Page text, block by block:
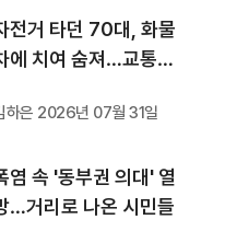
전거 타던 70대, 화물
에 치여 숨져…교통사
하은 2026년 07월 31일
염 속 '동부권 의대' 열
…거리로 나온 시민들